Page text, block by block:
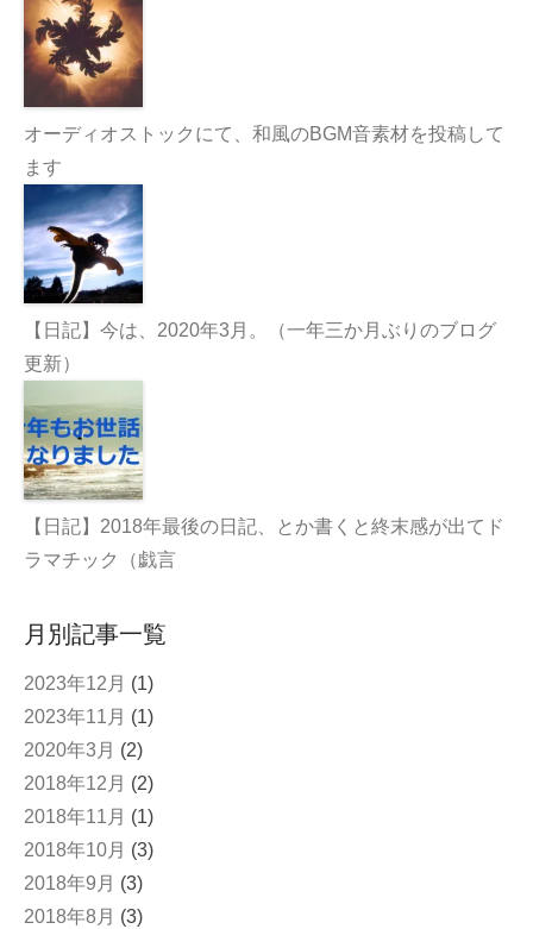
オーディオストックにて、和風のBGM音素材を投稿して
ます
【日記】今は、2020年3月。（一年三か月ぶりのブログ
更新）
【日記】2018年最後の日記、とか書くと終末感が出てド
ラマチック（戯言
月別記事一覧
2023年12月 (1)
2023年11月 (1)
2020年3月 (2)
2018年12月 (2)
2018年11月 (1)
2018年10月 (3)
2018年9月 (3)
2018年8月 (3)